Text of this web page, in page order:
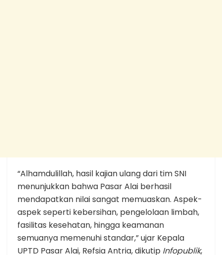
“Alhamdulillah, hasil kajian ulang dari tim SNI
menunjukkan bahwa Pasar Alai berhasil
mendapatkan nilai sangat memuaskan. Aspek-
aspek seperti kebersihan, pengelolaan limbah,
fasilitas kesehatan, hingga keamanan
semuanya memenuhi standar,” ujar Kepala
UPTD Pasar Alai, Refsia Antria, dikutip Infopublik,